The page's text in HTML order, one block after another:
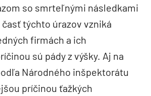
so smrteľnými následkami
týchto úrazov vzniká
firmách a ich
sú pády z výšky. Aj na
Národného inšpektorátu
príčinou ťažkých